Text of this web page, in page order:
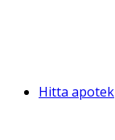
Hitta apotek